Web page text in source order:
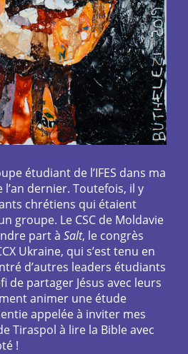
étudiant de l’IFES dans ma
l’an dernier. Toutefois, il y
chrétiens qui étaient
groupe. Le CSC de Moldavie
part à Salt, le congrès
Ukraine, qui s’est tenu en
d’autres leaders étudiants
de partager Jésus avec leurs
animer une étude
appelée à inviter mes
Tiraspol à lire la Bible avec
!